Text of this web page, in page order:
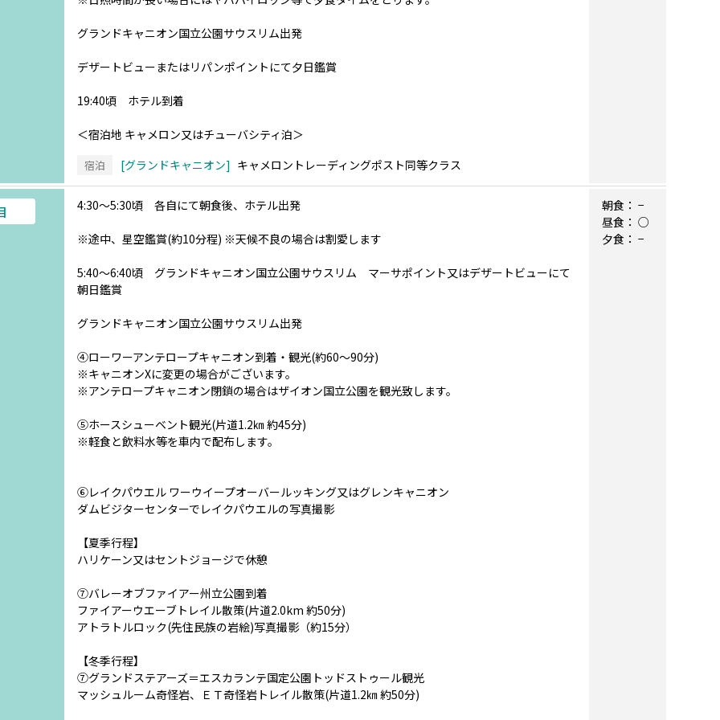
グランドキャニオン国立公園サウスリム出発
デザートビューまたはリパンポイントにて夕日鑑賞
19:40頃 ホテル到着
＜宿泊地 キャメロン又はチューバシティ泊＞
宿泊 グランドキャニオン キャメロントレーディングポスト同等クラス
4:30～5:30頃 各自にて朝食後、ホテル出発
※途中、星空鑑賞(約10分程) ※天候不良の場合は割愛します
5:40～6:40頃 グランドキャニオン国立公園サウスリム マーサポイント又はデザートビューにて
朝日鑑賞
グランドキャニオン国立公園サウスリム出発
④ローワーアンテロープキャニオン到着・観光(約60～90分)
※キャニオンXに変更の場合がございます。
※アンテロープキャニオン閉鎖の場合はザイオン国立公園を観光致します。
⑤ホースシューベント観光(片道1.2㎞ 約45分)
※軽食と飲料水等を車内で配布します。
⑥レイクパウエル ワーウイープオーバールッキング又はグレンキャニオン
ダムビジターセンターでレイクパウエルの写真撮影
【夏季行程】
ハリケーン又はセントジョージで休憩
⑦バレーオブファイアー州立公園到着
ファイアーウエーブトレイル散策(片道2.0km 約50分)
アトラトルロック(先住民族の岩絵)写真撮影（約15分）
【冬季行程】
⑦グランドステアーズ＝エスカランテ国定公園トッドストゥール観光
マッシュルーム奇怪岩、ＥＴ奇怪岩トレイル散策(片道1.2㎞ 約50分)
朝食： −
昼食： ○
夕食： −